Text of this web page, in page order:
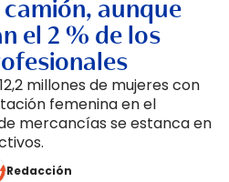
aunque
el 2 % de los
millones de mujeres con
femenina en el
mercancías se estanca en
Redacción